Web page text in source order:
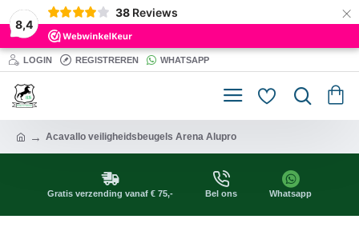
8,4
38 Reviews ×
LOGIN REGISTREREN WHATSAPP
Acavallo veiligheidsbeugels Arena Alupro
Gratis verzending vanaf € 75,- Bel ons Whatsapp